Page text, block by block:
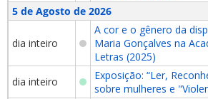
5 de Agosto de 2026
dia inteiro
A cor e o gênero da
Maria Gonçalves na
Letras (2025)
dia inteiro
Exposição: “Ler,
sobre mulheres e